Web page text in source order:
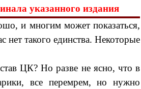
указанного издания
и многим может показаться,
нет такого единства. Некоторые
ЦК? Но разве не ясно, что в
все перемрем, но нужно